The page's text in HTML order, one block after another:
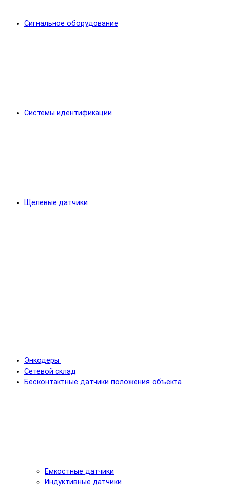
Сигнальное оборудование
Системы идентификации
Щелевые датчики
Энкодеры
Сетевой склад
Бесконтактные датчики положения объекта
Емкостные датчики
Индуктивные датчики